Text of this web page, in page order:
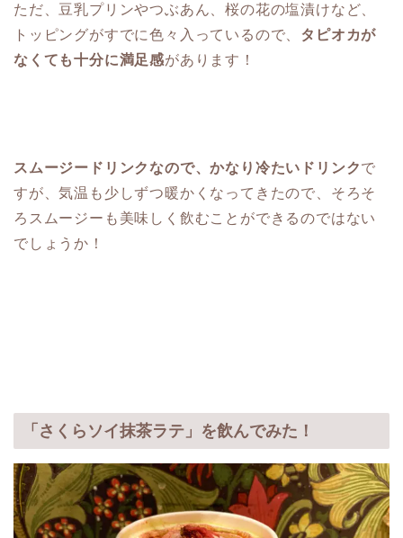
ただ、豆乳プリンやつぶあん、桜の花の塩漬けなど、
トッピングがすでに色々入っているので、
タピオカが
なくても十分に満足感があります！
スムージードリンクなので、かなり冷たいドリンクで
すが、気温も少しずつ暖かくなってきたので、そろそ
ろスムージーも美味しく飲むことができるのではない
でしょうか！
「さくらソイ抹茶ラテ」を飲んでみた！